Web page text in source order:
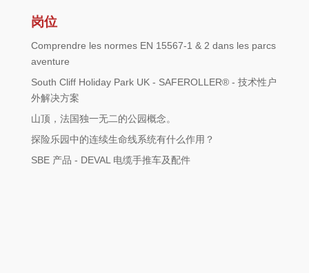
岗位
Comprendre les normes EN 15567-1 & 2 dans les parcs
aventure
South Cliff Holiday Park UK - SAFEROLLER® - 技术性户
外解决方案
山顶，法国独一无二的公园概念。
探险乐园中的连续生命线系统有什么作用？
SBE 产品 - DEVAL 电缆手推车及配件